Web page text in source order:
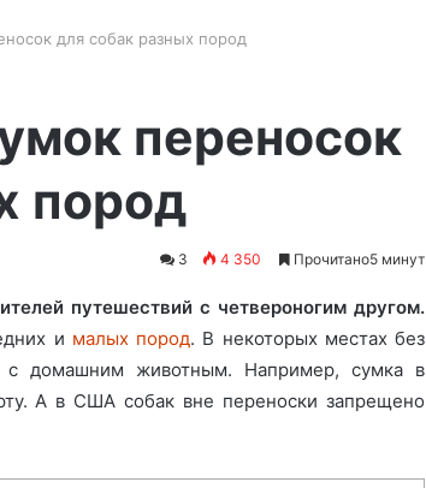
для собак разных пород
переносок
пород
3 4 350 Прочитано5 минут
путешествий с четвероногим другом.
и малых пород. В некоторых местах без
с домашним животным. Например, сумка в
А в США собак вне переноски запрещено